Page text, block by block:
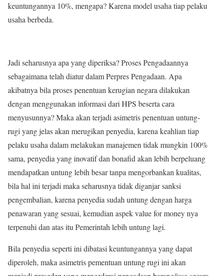
keuntungannya 10%, mengapa? Karena model usaha tiap pelaku
usaha berbeda.
Jadi seharusnya apa yang diperiksa? Proses Pengadaannya
sebagaimana telah diatur dalam Perpres Pengadaan. Apa
akibatnya bila proses penentuan kerugian negara dilakukan
dengan menggunakan informasi dari HPS beserta cara
menyusunnya? Maka akan terjadi asimetris penentuan untung-
rugi yang jelas akan merugikan penyedia, karena keahlian tiap
pelaku usaha dalam melakukan manajemen tidak mungkin 100%
sama, penyedia yang inovatif dan bonafid akan lebih berpeluang
mendapatkan untung lebih besar tanpa mengorbankan kualitas,
bila hal ini terjadi maka seharusnya tidak diganjar sanksi
pengembalian, karena penyedia sudah untung dengan harga
penawaran yang sesuai, kemudian aspek value for money nya
terpenuhi dan atas itu Pemerintah lebih untung lagi.
Bila penyedia seperti ini dibatasi keuntungannya yang dapat
diperoleh, maka asimetris pementuan untung rugi ini akan